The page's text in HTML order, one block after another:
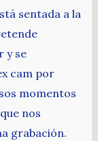
sentada a la
y se
cam por
momentos
nos
grabación.